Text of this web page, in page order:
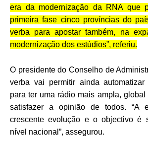
era da modernização da RNA que
primeira fase cinco províncias do
verba para apostar também, na
modernização dos estúdios”, referiu.
O presidente do Conselho de
verba vai permitir ainda automatizar
para ter uma rádio mais ampla,
satisfazer a opinião de todos. “A
crescente evolução e o objectivo é
nível nacional”, assegurou.